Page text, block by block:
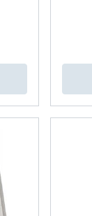
ja liikluse